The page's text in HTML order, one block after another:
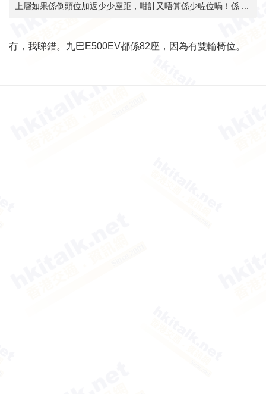
上層如果係倒頭位加返少少座距，咁計又唔算係少咗位喎！係 ...
冇，我睇錯。九巴E500EV都係82座，因為有雙輪椅位。